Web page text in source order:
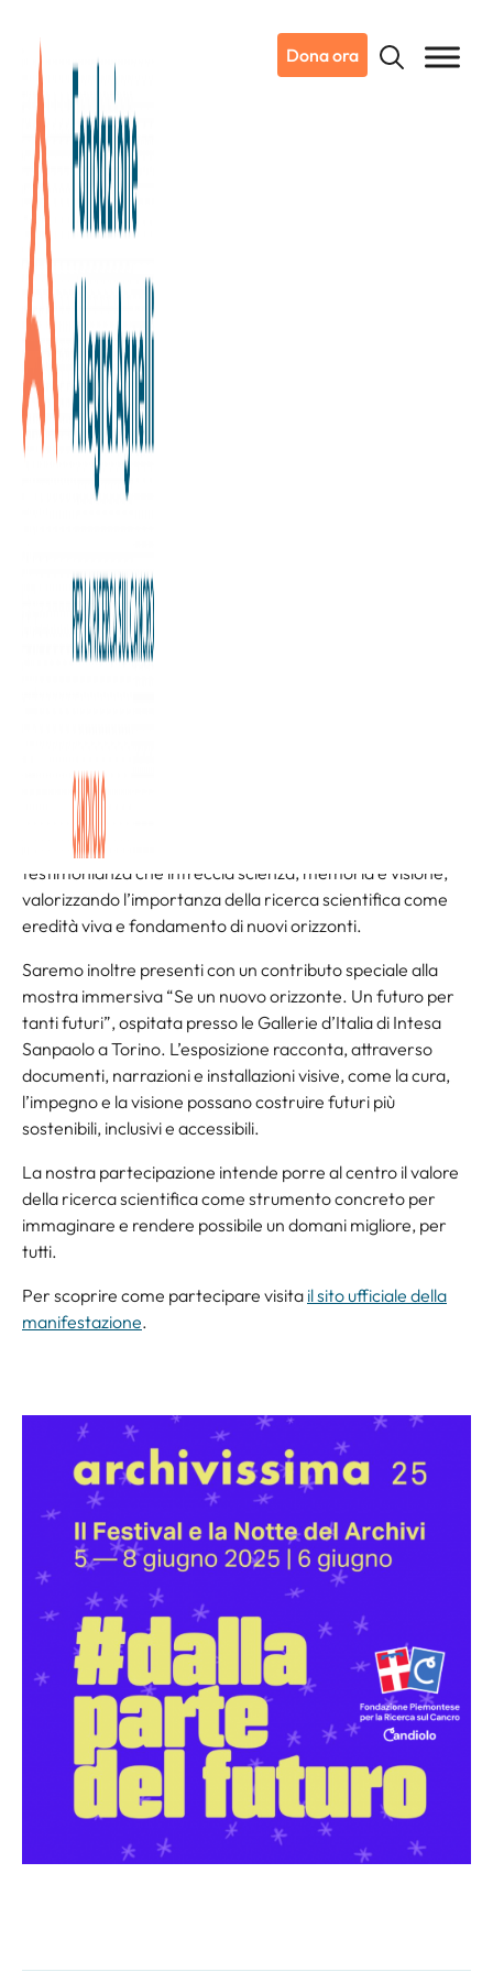
Dona ora
05/06/2025
Notizie da Candiolo
La Fondazione ad
“Archivissima” 2025
Dal 5 all’8 giugno torna a Torino Archivissima, il festival
attraverso racconti, mostre, podcast, proiezioni e aperture
straordinarie, mira a rendere gli archivi vivi, accessibili e
protagonisti del presente.
Anche quest’anno la Fondazione Allegra Agnelli per la
cura, alla ricerca e al futuro.
In occasione della Notte degli Archivi, in programma
venerdì 6 giugno, la Fondazione sarà protagonista con una
testimonianza che intreccia scienza, memoria e visione,
valorizzando l’importanza della ricerca scientifica come
eredità viva e fondamento di nuovi orizzonti.
Saremo inoltre presenti con un contributo speciale alla
mostra immersiva “Se un nuovo orizzonte. Un futuro per
tanti futuri”, ospitata presso le Gallerie d’Italia di Intesa
Sanpaolo a Torino. L’esposizione racconta, attraverso
documenti, narrazioni e installazioni visive, come la cura,
l’impegno e la visione possano costruire futuri più
sostenibili, inclusivi e accessibili.
La nostra partecipazione intende porre al centro il valore
della ricerca scientifica come strumento concreto per
immaginare e rendere possibile un domani migliore, per
tutti.
Per scoprire come partecipare visita il sito ufficiale della
manifestazione.